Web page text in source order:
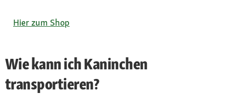
Hier zum Shop
Wie kann ich Kaninchen
transportieren?